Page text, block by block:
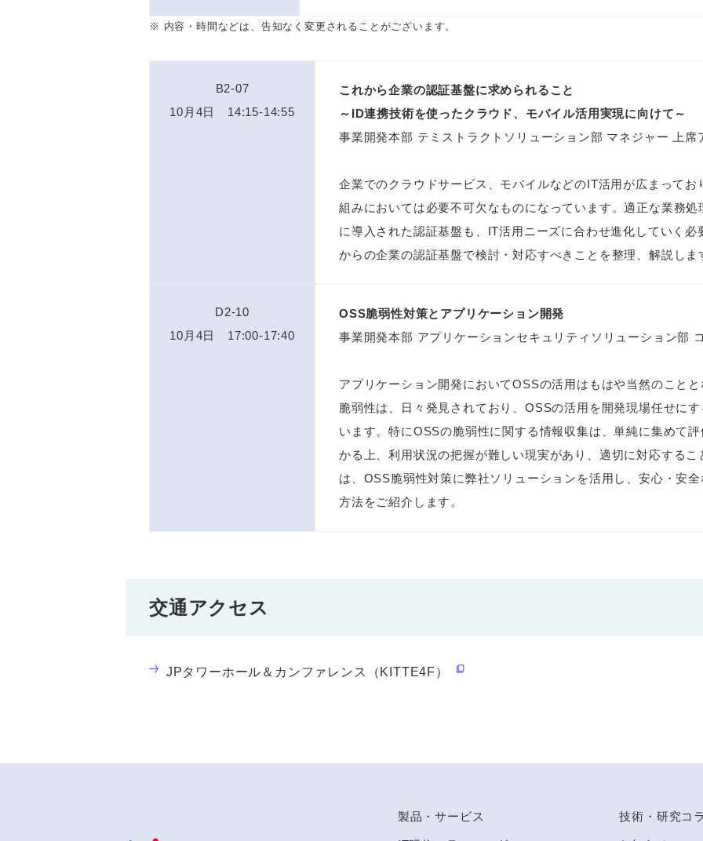
※ 内容・時間などは、告知なく変更されることがございます。
B2-07
10月4日 14:15-14:55
これから企業の認証基盤に求められること
～ID連携技術を使ったクラウド、モバイル活用実現に向けて～
事業開発本部 テミストラクトソリューション部 マネジャー 上
企業でのクラウドサービス、モバイルなどのIT活用が広まってお
組みにおいては必要不可欠なものになっています。適正な業務
に導入された認証基盤も、IT活用ニーズに合わせ進化していく
からの企業の認証基盤で検討・対応すべきことを整理、解説しま
D2-10
10月4日 17:00-17:40
OSS脆弱性対策とアプリケーション開発
事業開発本部 アプリケーションセキュリティソリューション部
アプリケーション開発においてOSSの活用はもはや当然のこと
脆弱性は、日々発見されており、OSSの活用を開発現場任せに
います。特にOSSの脆弱性に関する情報収集は、単純に集めて
かる上、利用状況の把握が難しい現実があり、適切に対応する
は、OSS脆弱性対策に弊社ソリューションを活用し、安心・安
方法をご紹介します。
交通アクセス
JPタワーホール＆カンファレンス（KITTE4F）
製品・サービス 技術・研究コ